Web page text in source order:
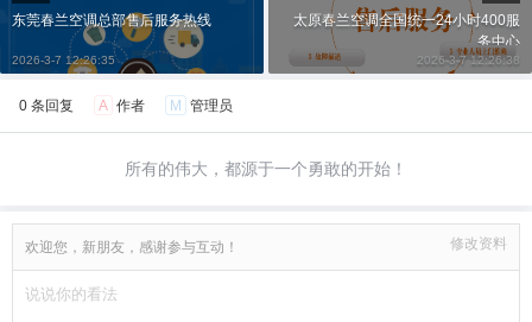
东莞春兰空调总部售后服务热线
2026-3-7 12:26:35
太原春兰空调全国统一24小时400服
务中心
2026-3-7 12:26:38
0 条回复 A 作者 M 管理员
所有的伟大，都源于一个勇敢的开始！
欢迎您，新朋友，感谢参与互动！ 修改资料